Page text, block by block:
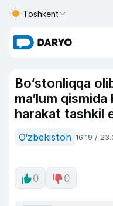
Toshkent
Bo‘stonliqqa
ma’lum
harakat tashkil
O‘zbekiston 16:19 /
0 0